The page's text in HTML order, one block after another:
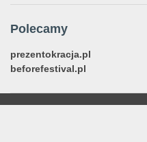
Polecamy
prezentokracja.pl
beforefestival.pl